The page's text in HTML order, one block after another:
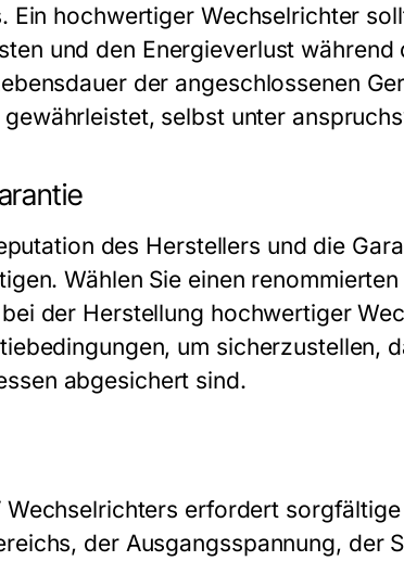
Ein hochwertiger Wechselrichter
und den Energieverlust während
der angeschlossenen
selbst unter
des Herstellers und die
Wählen Sie einen
der Herstellung hochwertiger
um sicherzustellen,
abgesichert sind.
Wechselrichters erfordert
der Ausgangsspannung, der